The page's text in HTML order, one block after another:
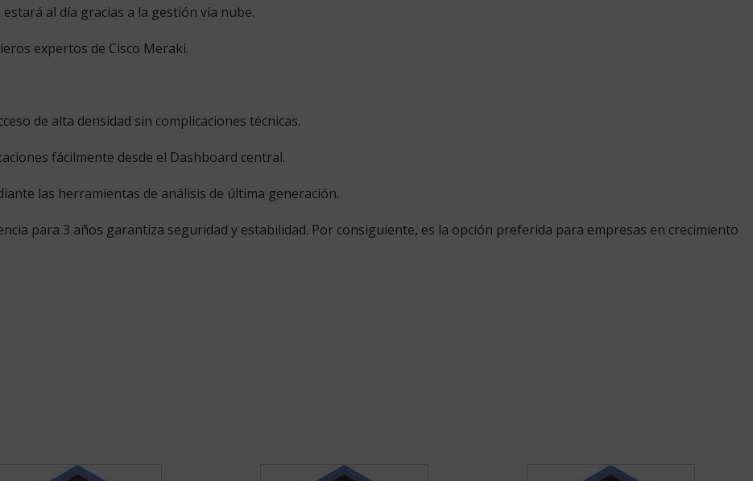
al día gracias a la gestión vía nube.
expertos de Cisco Meraki.
de alta densidad sin complicaciones técnicas.
fácilmente desde el Dashboard central.
las herramientas de análisis de última generación.
para 3 años garantiza seguridad y estabilidad. Por consiguiente, es la opción preferida para empresas en crecimiento